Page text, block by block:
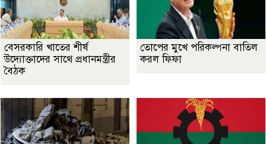
বেসরকারি খাতের শীর্ষ
উদ্যোক্তাদের সাথে প্রধানমন্ত্রীর
বৈঠক
তোপের মুখে পরিকল্পনা বাতিল
করল ফিফা